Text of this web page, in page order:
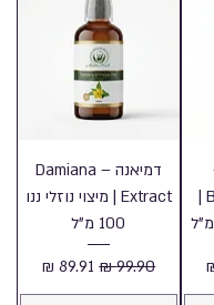
Bacopa Monnieri |
דמיאנה – Damiana
Extract | מיצוי נוזלי ננו
100 מ"ל
מחיר רגיל‏99.90 ‏₪ מחיר מבצע